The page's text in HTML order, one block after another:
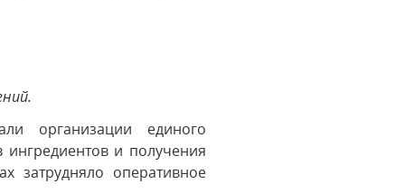
организации единого
ингредиентов и получения
затрудняло оперативное